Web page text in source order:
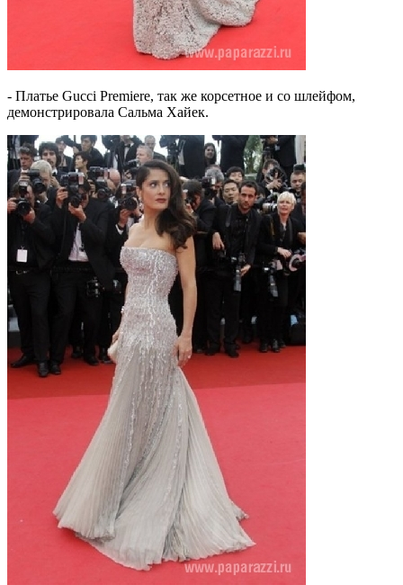
- Платье Gucci Premiere, так же корсетное и со шлейфом,
демонстрировала Сальма Хайек.